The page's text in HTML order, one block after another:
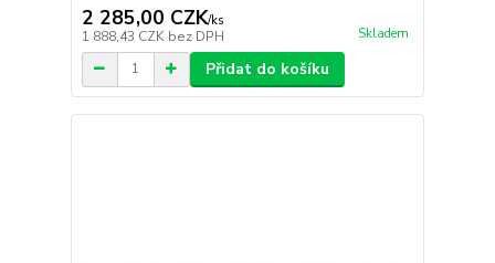
2 285,00 CZK/ks
1 888,43 CZK bez DPH Skladem
Přidat do košíku